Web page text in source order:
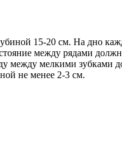
15-20 см. На дно
между рядами
между мелкими зубками
не менее 2-3 см.